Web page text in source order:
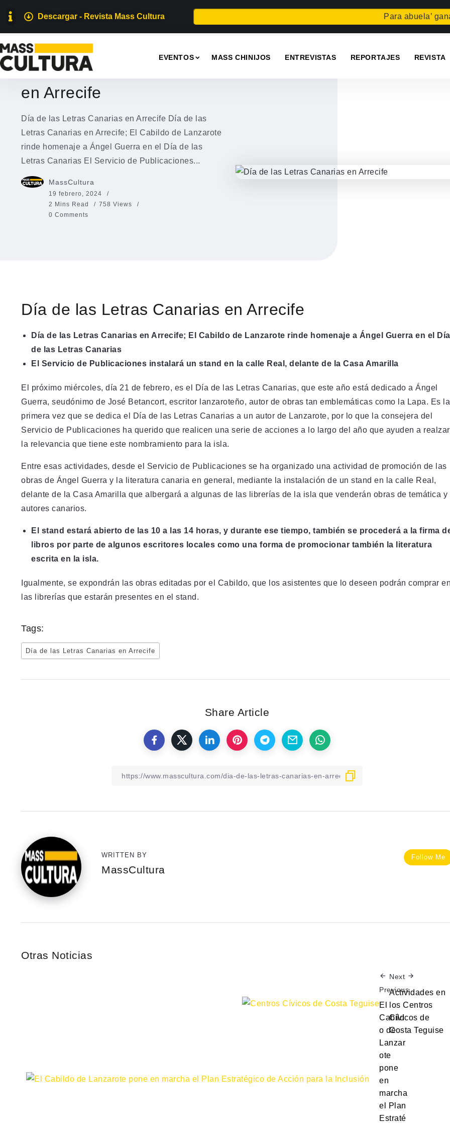
Descargar - Revista Mass Cultura Para abuela’ gana
EVENTOS MASS CHINIJOS ENTREVISTAS REPORTAJES REVISTA
EVENTOS
Día de las Letras Canarias
en Arrecife
Día de las Letras Canarias en Arrecife Día de las
Letras Canarias en Arrecife; El Cabildo de Lanzarote
rinde homenaje a Ángel Guerra en el Día de las
Letras Canarias El Servicio de Publicaciones...
MassCultura
19 febrero, 2024
2 Mins Read
758 Views
0 Comments
Día de las Letras Canarias en Arrecife
Día de las Letras Canarias en Arrecife; El Cabildo de Lanzarote rinde homenaje a Ángel Guerra en el Día
de las Letras Canarias
El Servicio de Publicaciones instalará un stand en la calle Real, delante de la Casa Amarilla
El próximo miércoles, día 21 de febrero, es el Día de las Letras Canarias, que este año está dedicado a Ángel
Guerra, seudónimo de José Betancort, escritor lanzaroteño, autor de obras tan emblemáticas como la Lapa. Es la
primera vez que se dedica el Día de las Letras Canarias a un autor de Lanzarote, por lo que la consejera del
Servicio de Publicaciones ha querido que realicen una serie de acciones a lo largo del año que ayuden a realzar
la relevancia que tiene este nombramiento para la isla.
Entre esas actividades, desde el Servicio de Publicaciones se ha organizado una actividad de promoción de las
obras de Ángel Guerra y la literatura canaria en general, mediante la instalación de un stand en la calle Real,
delante de la Casa Amarilla que albergará a algunas de las librerías de la isla que venderán obras de temática y
autores canarios.
El stand estará abierto de las 10 a las 14 horas, y durante ese tiempo, también se procederá a la firma
libros por parte de algunos escritores locales como una forma de promocionar también la literatura
escrita en la isla.
Igualmente, se expondrán las obras editadas por el Cabildo, que los asistentes que lo deseen podrán comprar
las librerías que estarán presentes en el stand.
Tags:
Día de las Letras Canarias en Arrecife
Share Article
Follow Me
WRITTEN BY
MassCultura
Otras Noticias
Previous
El
Cabild
o de
Lanzar
ote
pone
en
marcha
el Plan
Estraté
Next
Actividades en
los Centros
Cívicos de
Costa Teguise